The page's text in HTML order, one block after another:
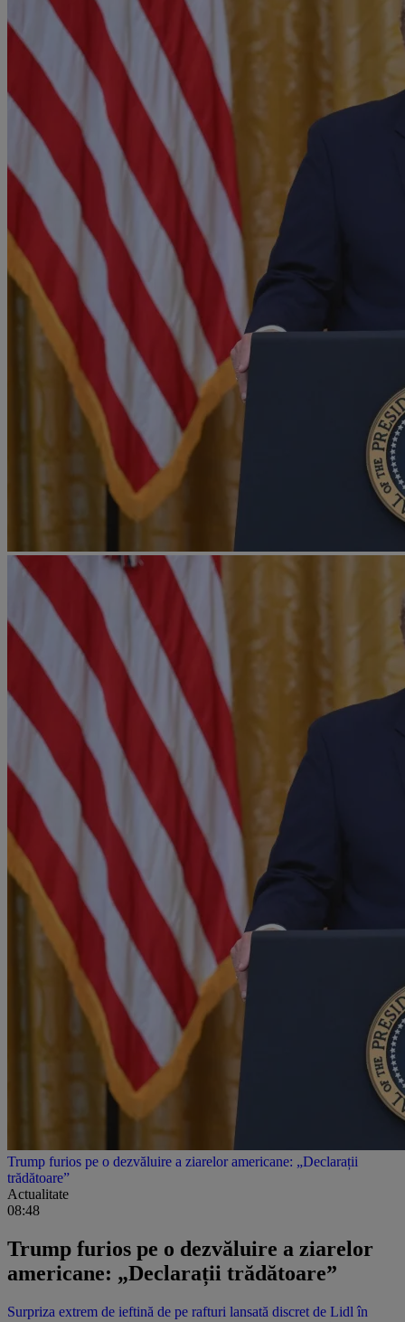
Trump furios pe o dezvăluire a ziarelor americane: „Declarații
trădătoare”
Actualitate
08:48
Trump furios pe o dezvăluire a ziarelor
americane: „Declarații trădătoare”
Surpriza extrem de ieftină de pe rafturi lansată discret de Lidl în